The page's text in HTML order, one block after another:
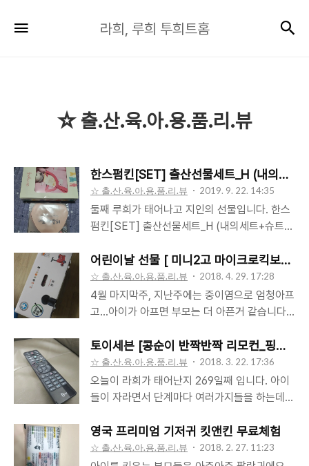
희,
희
트
라희, 루희 투희트홈
☆ 출.산.육.아.용.품.리.뷰
한스펌킨[SET] 출산선물세트_H (내의세트
☆ 출.산.육.아.용.품.리.뷰 2019. 9. 22. 14:35
둘째 루희가 태어나고 지인의 선물입니다. 한스
펌킨[SET] 출산선물세트_H (내의세트+슈트형
정일이 좀있어서 원래는 나오기전에 만나서 술
한잔 하기로하였으나 40일의 빠르게 태어나심
으로 술자리는 다음기회로 ㅠㅠ 이에 카카오 선
물하기를 통해 보내주셨습니다. ㅎ 박스를 개봉
니다. 성장카드의 너를 사랑해라는 문구가 더욱
눈에 잘들어옵니다. 상자를 개봉하면 정말 꼭필
요한 수트며 딸랑이며 다들어있습니다. ㅎ 원래
는 노랑색으로 선물해주셨는데 제가 핑크로 변
하여아할듯하여서 말입니다. ㅎ 토끼모양이 맘
에듭니다. 첫째가 토끼를 좋아해서 이옷을 보면
입겠다고 하면 어쩌나 생각했는데 다행히 별말
어린이날 선물 [ 미니2고 마이크로킥보드]
☆ 출.산.육.아.용.품.리.뷰 2018. 4. 29. 17:28
4월 마지막주, 지난주에는 중이염으로 엄청아프
고...아이가 아프면 부모는 더 아픈거 같습니다.
습니다. 장모님도 신경쓰시느라 저희가 집에오
고 몸살이 오셨다고 하네요.죄송하면서 감사하
고 그렇습니다.어린이날 선물로 미니2고의 마이
크로킥보드를 구매하였습니다.라희엄마가 사주
하시네요. ㅎ요렇게 타봅니다. 우리 라희는 다른
아이들보다 작아서요. ㅠㅠ타면서 판매하시는매
니저분께서 너무 어려서 못탈꺼 같다고하시는데
토이세븐 [콩순이 반짝반짝 리모컨_핑크] 구
☆ 출.산.육.아.용.품.리.뷰 2018. 3. 22. 17:36
오늘이 라희가 태어난지 269일째 입니다. 아이
들이 자라면서 단계마다 여러가지들을 하는데
에 잡히는것은 다 입으로 가고 있습니다. 물론
장난감을 츕츕하기는 하지만 얼마전 부터는 리
영국 프리미엄 기저귀 킷앤킨 무료체험
☆ 출.산.육.아.용.품.리.뷰 2018. 2. 27. 11:23